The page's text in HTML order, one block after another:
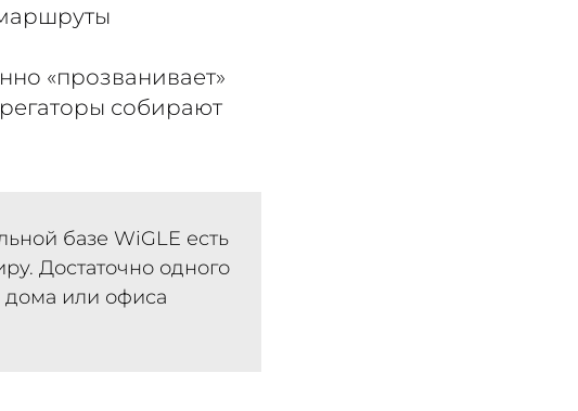
«прозванивает»
собирают
базе WiGLE есть
Достаточно одного
дома или офиса